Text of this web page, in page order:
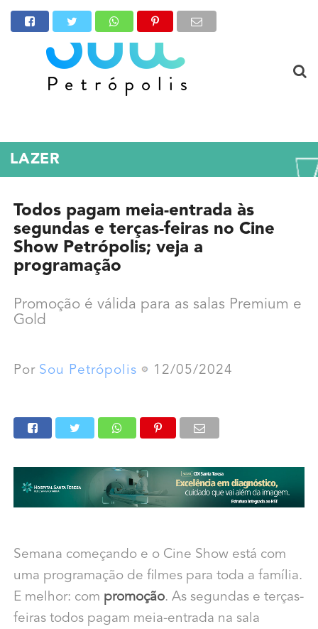
LAZER
Todos pagam meia-entrada às
segundas e terças-feiras no Cine
Show Petrópolis; veja a
programação
Promoção é válida para as salas Premium e
Gold
Por Sou Petrópolis 12/05/2024
Semana começando e o Cine Show está com
uma programação de filmes para toda a família.
E melhor: com promoção. As segundas e terças-
feiras todos pagam meia-entrada na sala